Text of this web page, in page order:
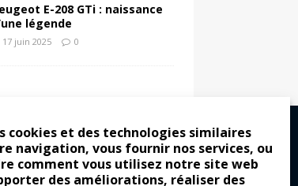
cookies et des technologies similaires
navigation, vous fournir nos services, ou
comment vous utilisez notre site web
des améliorations, réaliser des
E-208 GTi : naissance
légende
17 juin 2025 0
gens vrais